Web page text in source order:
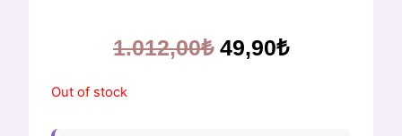
1.012,00₺ 49,90₺
Out of stock